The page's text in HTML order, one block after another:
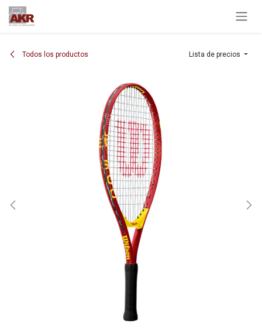
Ir al contenido
Todos los productos Lista de precios